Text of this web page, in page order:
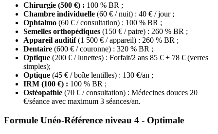
Chirurgie (500 €) : 100 % BR ;
Chambre individuelle (60 € / nuit) : 40 € / jour ;
Ophtalmo (60 € / consultation) : 100 % BR ;
Semelles orthopédiques (150 € / paire) : 260 % BR ;
Appareil auditif(1 500 € / appareil) : 260 % BR ;
Dentaire (600 € / couronne) : 320 % BR ;
Optique (200 € / lunettes) : Forfait/2 ans 85 € + 78 € (verres
simples);
Optique (45 € / boîte lentilles) : 130 €/an ;
IRM (100 €) : 100 % BR ;
Ostéopathie (70 € / consultation) : Médecines douces 20
€/séance avec maximum 3 séances/an.
Formule Unéo-Référence niveau 4 - Optimale